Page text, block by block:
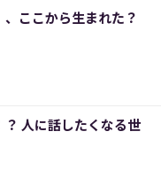
、ここから生まれた？
人に話したくなる世